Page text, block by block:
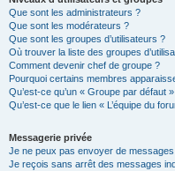
Que sont les administrateurs ?
Que sont les modérateurs ?
Que sont les groupes d’utilisateurs ?
Où trouver la liste des groupes
Comment devenir chef de groupe ?
Pourquoi certains membres
Qu’est-ce qu’un « Groupe par défaut
Qu’est-ce que le lien « L’équipe du
Messagerie privée
Je ne peux pas envoyer de
Je reçois sans arrêt des messages